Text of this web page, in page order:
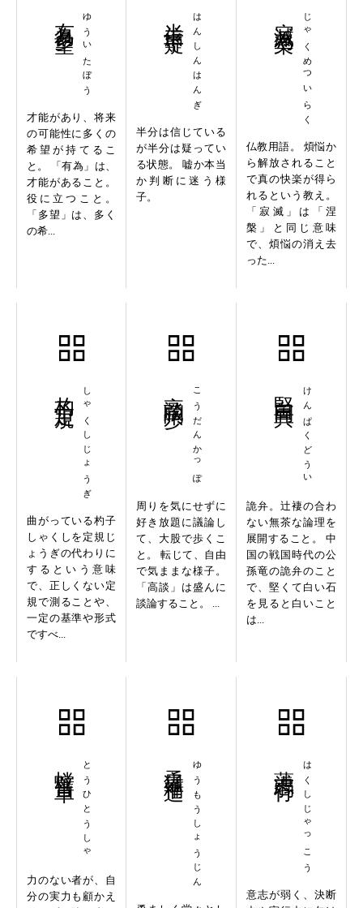
ゆういたぼう
才能があり、将来
の可能性に多くの
希望が持てるこ
と。 「有為」は、
才能があること。
役に立つこと。
「多望」は、多く
の希...
はんしんはんぎ
半分は信じている
が半分は疑ってい
る状態。 嘘か本当
か判断に迷う様
子。
じゃくめついらく
仏教用語。 煩悩か
ら解放されること
で真の快楽が得ら
れるという教え。
「寂滅」は「涅
槃」と同じ意味
で、煩悩の消え去
った...
しゃくしじょうぎ
曲がっている杓子
しゃくしを定規じ
ょうぎの代わりに
するという意味
で、正しくない定
規で測ることや、
一定の基準や形式
ですべ...
こうだんかっぽ
周りを気にせずに
好き放題に議論し
て、大股で歩くこ
と。 転じて、自由
で気ままな様子。
「高談」は盛んに
談論すること。 ...
けんぱくどうい
詭弁。辻褄の合わ
ない無茶な論理を
展開すること。 中
国の戦国時代の公
孫竜の詭弁のこと
で、堅くて白い石
を見ると白いこと
は...
とうひとうしゃ
力のない者が、自
分の実力も顧かえ
ゆうもうしょうじん はくしじゃっこう
意志が弱く、決断